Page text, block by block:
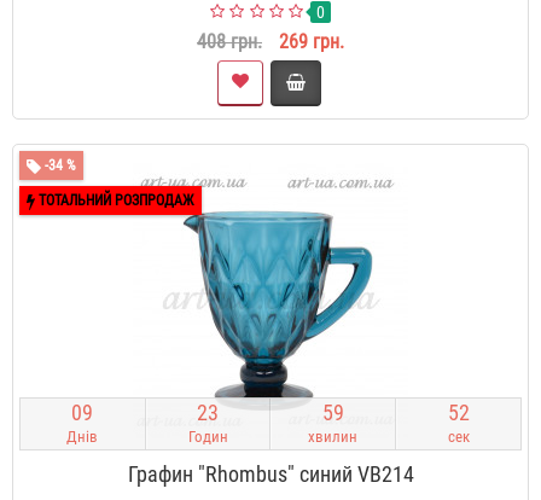
0
408 грн. 269 грн.
-34 %
ТОТАЛЬНИЙ РОЗПРОДАЖ
09
Днів
23
Годин
59
хвилин
51
сек
Графин "Rhombus" синий VB214